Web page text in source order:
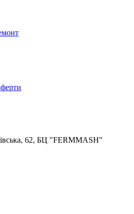
62, БЦ "FERMMASH"